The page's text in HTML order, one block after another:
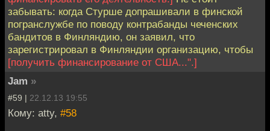
забывать: когда Стурше допрашивали в финской
погранслужбе по поводу контрабанды чеченских
бандитов в Финляндию, он заявил, что
зарегистрировал в Финляндии организацию, чтобы
[получить финансирование от США...".]
Jam »
#59 | 22.12.13 19:55
Кому: atty, #58